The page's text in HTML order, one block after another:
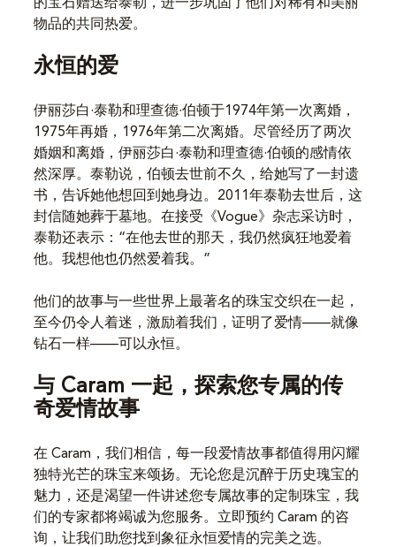
的宝石赠送给泰勒，进一步巩固了他们对稀有和美丽
物品的共同热爱。
永恒的爱
伊丽莎白·泰勒和理查德·伯顿于1974年第一次离婚，
1975年再婚，1976年第二次离婚。尽管经历了两次
婚姻和离婚，伊丽莎白·泰勒和理查德·伯顿的感情依
然深厚。泰勒说，伯顿去世前不久，给她写了一封遗
书，告诉她他想回到她身边。2011年泰勒去世后，这
封信随她葬于墓地。在接受《Vogue》杂志采访时，
泰勒还表示：“在他去世的那天，我仍然疯狂地爱着
他。我想他也仍然爱着我。”
他们的故事与一些世界上最著名的珠宝交织在一起，
至今仍令人着迷，激励着我们，证明了爱情——就像
钻石一样——可以永恒。
与 Caram 一起，探索您专属的传
奇爱情故事
在 Caram，我们相信，每一段爱情故事都值得用闪耀
独特光芒的珠宝来颂扬。无论您是沉醉于历史瑰宝的
魅力，还是渴望一件讲述您专属故事的定制珠宝，我
们的专家都将竭诚为您服务。立即预约 Caram 的咨
询，让我们助您找到象征永恒爱情的完美之选。